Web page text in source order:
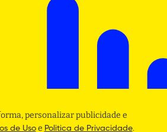
personalizar publicidade e
de Usoe Politica de Privacidade.